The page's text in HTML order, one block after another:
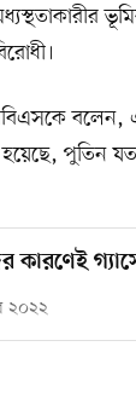
বলেন,
পুতিন
কারণেই
২০২২